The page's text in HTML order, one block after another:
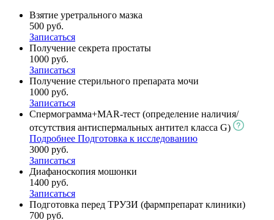
Взятие уретрального мазка
500 руб.
Записаться
Получение секрета простаты
1000 руб.
Записаться
Получение стерильного препарата мочи
1000 руб.
Записаться
Спермограмма+MAR-тест (определение наличия/
отсутствия антиспермальных антител класса G)
Подробнее Подготовка к исследованию
3000 руб.
Записаться
Диафаноскопия мошонки
1400 руб.
Записаться
Подготовка перед ТРУЗИ (фармпрепарат клиники)
700 руб.